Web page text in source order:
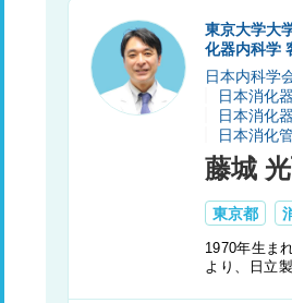
東京大学大
化器内科学
日本内科学
日本消化
日本消化
日本消化
藤城
東京都
1970年生ま
より、日立